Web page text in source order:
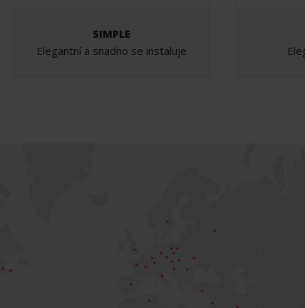
SIMPLE
Elegantní a snadno se instaluje